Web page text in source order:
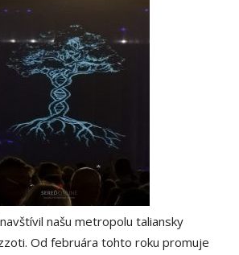
našu metropolu taliansky
Od februára tohto roku promuje